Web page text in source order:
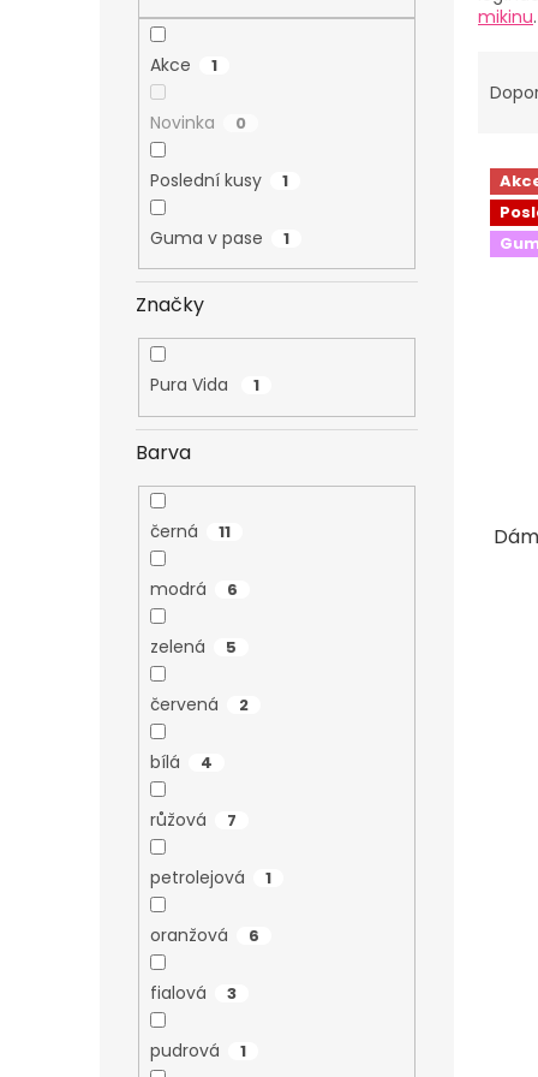
Akce 1
Novinka 0
Poslední kusy 1
Guma v pase 1
Značky
Pura Vida 1
Barva
černá 11
modrá 6
zelená 5
červená 2
bílá 4
růžová 7
petrolejová 1
oranžová 6
fialová 3
pudrová 1
mikinu
a
n
p
V
p